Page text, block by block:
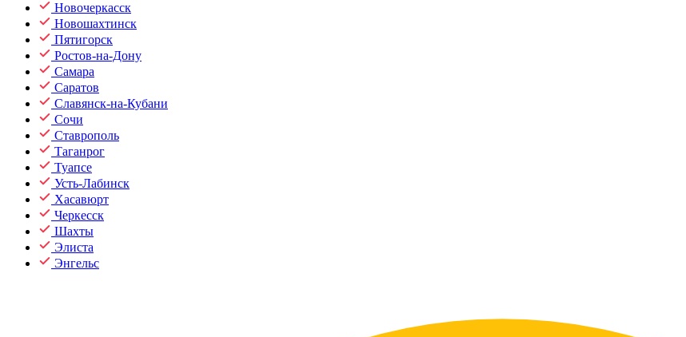
Новочеркасск
Новошахтинск
Пятигорск
Ростов-на-Дону
Самара
Саратов
Славянск-на-Кубани
Сочи
Ставрополь
Таганрог
Туапсе
Усть-Лабинск
Хасавюрт
Черкесск
Шахты
Элиста
Энгельс